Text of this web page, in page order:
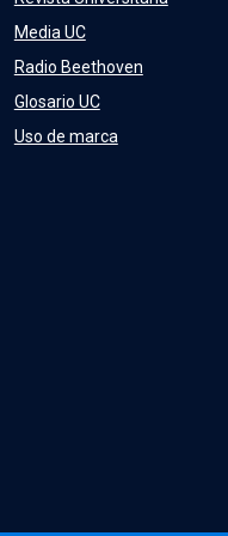
Media UC
Radio Beethoven
Glosario UC
Uso de marca